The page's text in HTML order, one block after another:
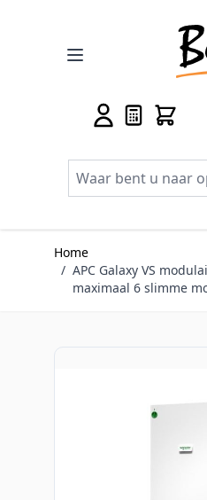
Home
/ APC Galaxy VS
maximaal 6 slimme